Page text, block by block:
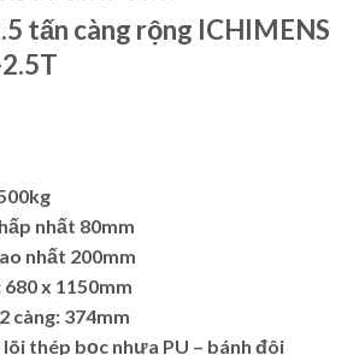
tấn càng rộng ICHIMENS
nhất 80mm
nhất 200mm
x 1150mm
càng: 374mm
thép bọc nhựa PU – bánh đôi